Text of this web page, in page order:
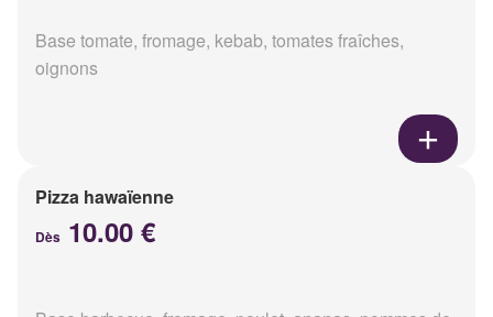
Base tomate, fromage, kebab, tomates fraîches,
oignons
Pizza hawaïenne
Dès 10.00 €